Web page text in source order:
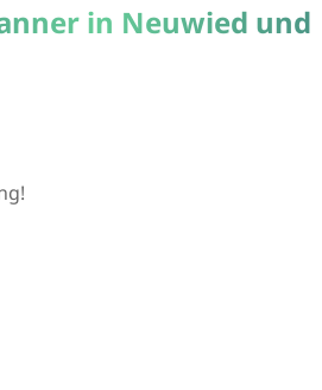
in Neuwied und